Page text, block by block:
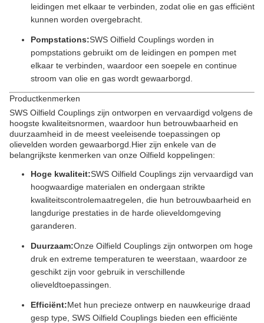
leidingen met elkaar te verbinden, zodat olie en gas efficiënt
kunnen worden overgebracht.
Pompstations:SWS Oilfield Couplings worden in
pompstations gebruikt om de leidingen en pompen met
elkaar te verbinden, waardoor een soepele en continue
stroom van olie en gas wordt gewaarborgd.
Productkenmerken
SWS Oilfield Couplings zijn ontworpen en vervaardigd volgens de
hoogste kwaliteitsnormen, waardoor hun betrouwbaarheid en
duurzaamheid in de meest veeleisende toepassingen op
olievelden worden gewaarborgd.Hier zijn enkele van de
belangrijkste kenmerken van onze Oilfield koppelingen:
Hoge kwaliteit:SWS Oilfield Couplings zijn vervaardigd van
hoogwaardige materialen en ondergaan strikte
kwaliteitscontrolemaatregelen, die hun betrouwbaarheid en
langdurige prestaties in de harde olieveldomgeving
garanderen.
Duurzaam:Onze Oilfield Couplings zijn ontworpen om hoge
druk en extreme temperaturen te weerstaan, waardoor ze
geschikt zijn voor gebruik in verschillende
olieveldtoepassingen.
Efficiënt:Met hun precieze ontwerp en nauwkeurige draad
gesp type, SWS Oilfield Couplings bieden een efficiënte